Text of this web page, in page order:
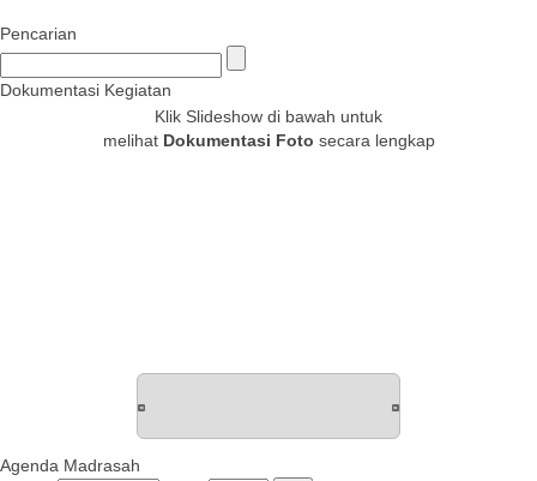
Pencarian
Dokumentasi Kegiatan
Klik Slideshow di bawah untuk
melihat Dokumentasi Foto secara lengkap
Agenda Madrasah